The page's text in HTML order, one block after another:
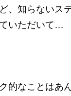
、知らないス
いただいて…
的なことはあ